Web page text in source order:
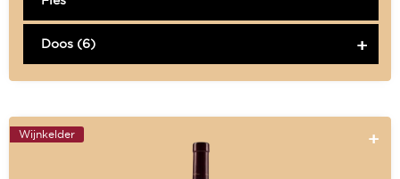
Doos (6)
Wijnkelder